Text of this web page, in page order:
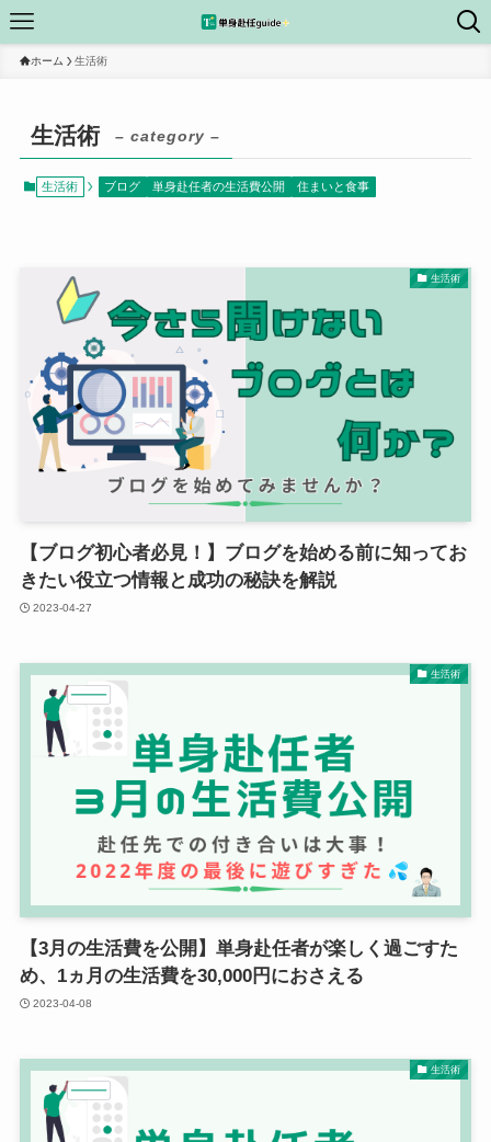
ホーム 生活術
生活術 – category –
生活術 ブログ 単身赴任者の生活費公開 住まいと食事
生活術
【ブログ初心者必見！】ブログを始める前に知ってお
きたい役立つ情報と成功の秘訣を解説
2023-04-27
生活術
【3月の生活費を公開】単身赴任者が楽しく過ごすた
め、1ヵ月の生活費を30,000円におさえる
2023-04-08
生活術